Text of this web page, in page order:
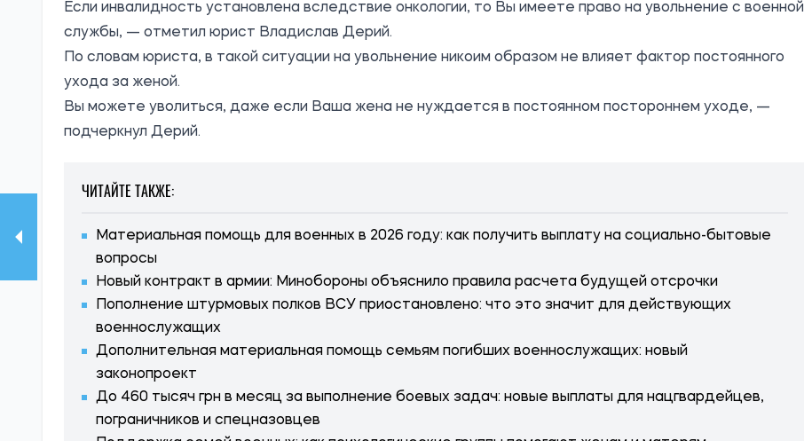
Если инвалидность установлена вследствие онкологии, то Вы имеете право на увольнение с военной
службы, — отметил юрист Владислав Дерий.
По словам юриста, в такой ситуации на увольнение никоим образом не влияет фактор постоянного
ухода за женой.
Вы можете уволиться, даже если Ваша жена не нуждается в постоянном постороннем уходе, —
подчеркнул Дерий.
ЧИТАЙТЕ ТАКЖЕ:
Материальная помощь для военных в 2026 году: как получить выплату на социально-бытовые
вопросы
Новый контракт в армии: Минобороны объяснило правила расчета будущей отсрочки
Пополнение штурмовых полков ВСУ приостановлено: что это значит для действующих
военнослужащих
Дополнительная материальная помощь семьям погибших военнослужащих: новый
законопроект
До 460 тысяч грн в месяц за выполнение боевых задач: новые выплаты для нацгвардейцев,
пограничников и спецназовцев